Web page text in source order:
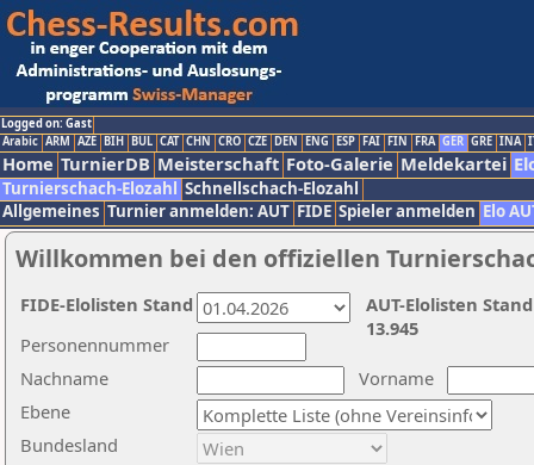
Logged on: Gast
Arabic ARM AZE BIH BUL CAT CHN CRO CZE DEN ENG ESP FAI FIN FRA GER GRE INA
Home TurnierDB Meisterschaft Foto-Galerie Meldekartei
Turnierschach-Elozahl Schnellschach-Elozahl
Allgemeines Turnier anmelden: AUT FIDE Spieler anmelden Elo
Willkommen bei den offiziellen
Nachname
Vorname
Ebene
Personennummer
Bundesland
AUT-Elolisten
13.945
FIDE-Elolisten Stand